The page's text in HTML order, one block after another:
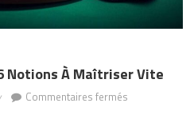
Notions À Maîtriser Vite
Commentaires ferméssur